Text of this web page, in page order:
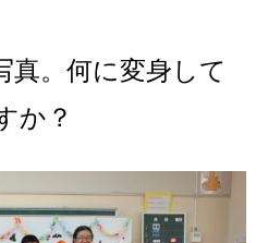
真。何に変身して
か？